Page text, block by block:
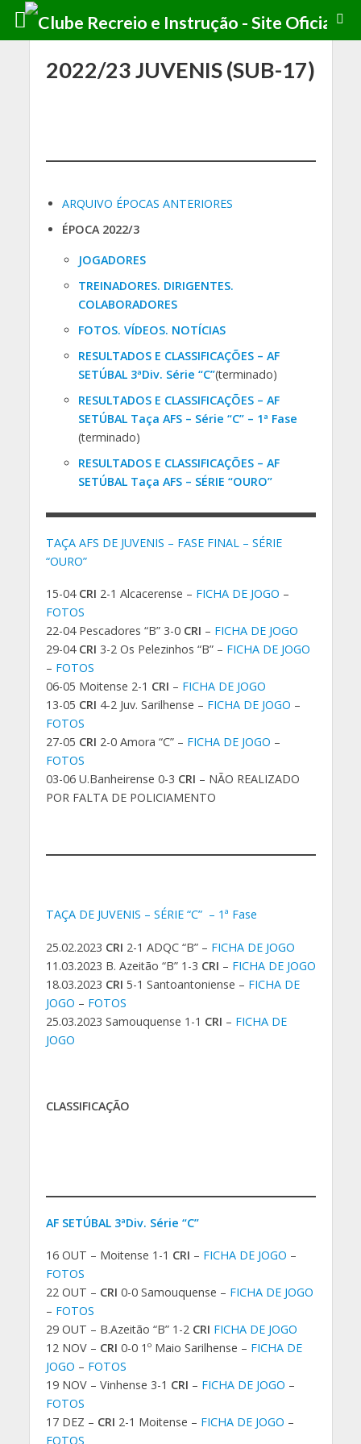
2022/23 JUVENIS (SUB-17)
ARQUIVO ÉPOCAS ANTERIORES
ÉPOCA 2022/3
JOGADORES
TREINADORES. DIRIGENTES.
COLABORADORES
FOTOS. VÍDEOS. NOTÍCIAS
RESULTADOS E CLASSIFICAÇÕES – AF
SETÚBAL 3ªDiv. Série “C”(terminado)
RESULTADOS E CLASSIFICAÇÕES – AF
SETÚBAL Taça AFS – Série “C” – 1ª Fase
(terminado)
RESULTADOS E CLASSIFICAÇÕES – AF
SETÚBAL Taça AFS – SÉRIE “OURO”
TAÇA AFS DE JUVENIS – FASE FINAL – SÉRIE
“OURO”
15-04 CRI 2-1 Alcacerense – FICHA DE JOGO –
FOTOS
22-04 Pescadores “B” 3-0 CRI – FICHA DE JOGO
29-04 CRI 3-2 Os Pelezinhos “B” – FICHA DE JOGO
– FOTOS
06-05 Moitense 2-1 CRI – FICHA DE JOGO
13-05 CRI 4-2 Juv. Sarilhense – FICHA DE JOGO –
FOTOS
27-05 CRI 2-0 Amora “C” – FICHA DE JOGO –
FOTOS
03-06 U.Banheirense 0-3 CRI – NÃO REALIZADO
POR FALTA DE POLICIAMENTO
TAÇA DE JUVENIS – SÉRIE “C” – 1ª Fase
25.02.2023 CRI 2-1 ADQC “B” – FICHA DE JOGO
11.03.2023 B. Azeitão “B” 1-3 CRI – FICHA DE JOGO
18.03.2023 CRI 5-1 Santoantoniense – FICHA DE
JOGO – FOTOS
25.03.2023 Samouquense 1-1 CRI – FICHA DE
JOGO
CLASSIFICAÇÃO
AF SETÚBAL 3ªDiv. Série “C”
16 OUT – Moitense 1-1 CRI – FICHA DE JOGO –
FOTOS
22 OUT – CRI 0-0 Samouquense – FICHA DE JOGO
– FOTOS
29 OUT – B.Azeitão “B” 1-2 CRI FICHA DE JOGO
12 NOV – CRI 0-0 1º Maio Sarilhense – FICHA DE
JOGO – FOTOS
19 NOV – Vinhense 3-1 CRI – FICHA DE JOGO –
FOTOS
17 DEZ – CRI 2-1 Moitense – FICHA DE JOGO –
FOTOS